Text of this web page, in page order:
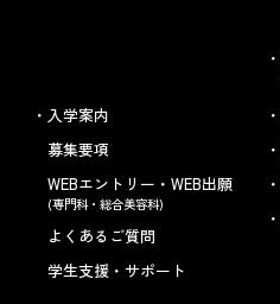
入学案内
募集要項
WEBエントリー・WEB出願
(専門科・総合美容科)
よくあるご質問
学生支援・サポート